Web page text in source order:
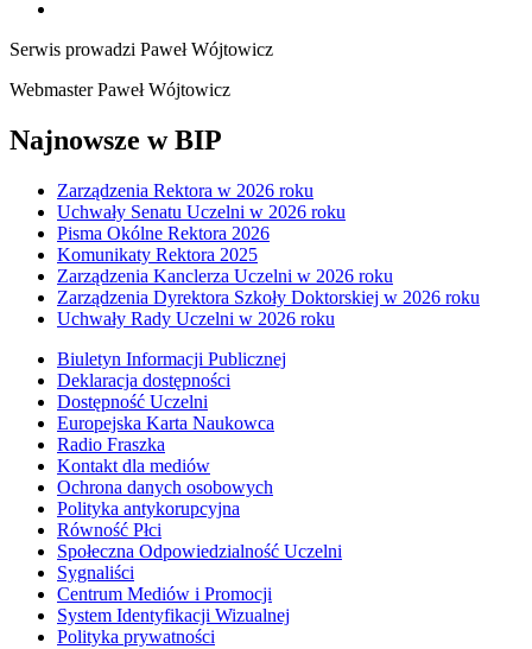
Serwis prowadzi Paweł Wójtowicz
WebmasterPaweł Wójtowicz
Najnowsze w BIP
Zarządzenia Rektora w 2026 roku
Uchwały Senatu Uczelni w 2026 roku
Pisma Okólne Rektora 2026
Komunikaty Rektora 2025
Zarządzenia Kanclerza Uczelni w 2026 roku
Zarządzenia Dyrektora Szkoły Doktorskiej w 2026 roku
Uchwały Rady Uczelni w 2026 roku
Biuletyn Informacji Publicznej
Deklaracja dostępności
Dostępność Uczelni
Europejska Karta Naukowca
Radio Fraszka
Kontakt dla mediów
Ochrona danych osobowych
Polityka antykorupcyjna
Równość Płci
Społeczna Odpowiedzialność Uczelni
Sygnaliści
Centrum Mediów i Promocji
System Identyfikacji Wizualnej
Polityka prywatności